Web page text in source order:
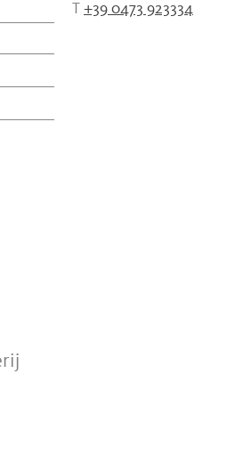
T +39 0473 923334